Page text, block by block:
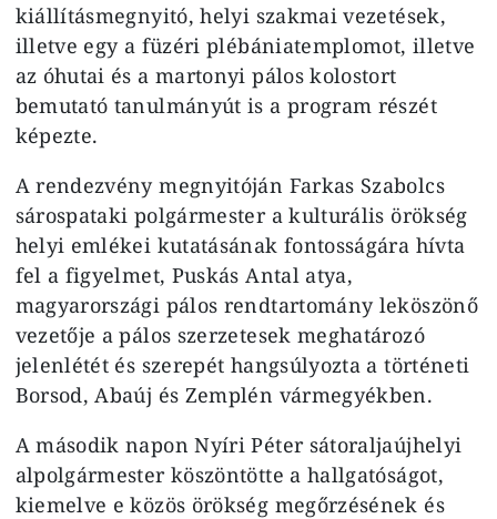
kiállításmegnyitó, helyi szakmai vezetések,
illetve egy a füzéri plébániatemplomot, illetve
az óhutai és a martonyi pálos kolostort
bemutató tanulmányút is a program részét
képezte.
A rendezvény megnyitóján Farkas Szabolcs
sárospataki polgármester a kulturális örökség
helyi emlékei kutatásának fontosságára hívta
fel a figyelmet, Puskás Antal atya,
magyarországi pálos rendtartomány leköszönő
vezetője a pálos szerzetesek meghatározó
jelenlétét és szerepét hangsúlyozta a történeti
Borsod, Abaúj és Zemplén vármegyékben.
A második napon Nyíri Péter sátoraljaújhelyi
alpolgármester köszöntötte a hallgatóságot,
kiemelve e közös örökség megőrzésének és